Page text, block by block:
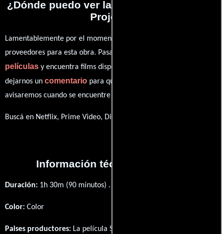
¿Dónde puedo ver la películas Spicy Mac
Project?
Lamentablemente por el momento no contamos con enlaces a
proveedores para esta obra. Pasa por nuestro catálogo de
películas y encuentra films disponibles. También puedes
dejarnos un comentario para que le demos prioridad y te
avisaremos cuando se encuentre disponible
Buscá en Netflix, Prime Video, Disney+
Información técnica y general
Duración: 1h 30m (90 minutos) .
Color: Color
Paises productores: La película Spicy Mac Project fué producida